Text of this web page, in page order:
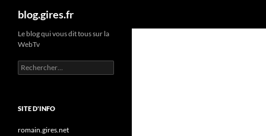
Aller
contenu
blog.gires.fr
Le blog qui vous dit tous sur la
WebTv
Rechercher :
SITE D'INFO
romain.gires.net